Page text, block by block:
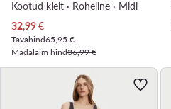
Kootud kleit · Roheline · Midi
Praegune hind
32,99€
Tavahind65,95 €
Madalaim hind36,99 €